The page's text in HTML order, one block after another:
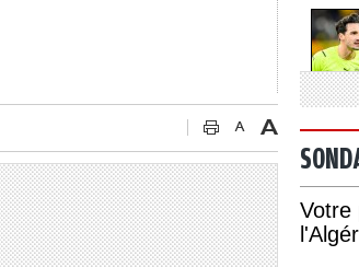
Votre